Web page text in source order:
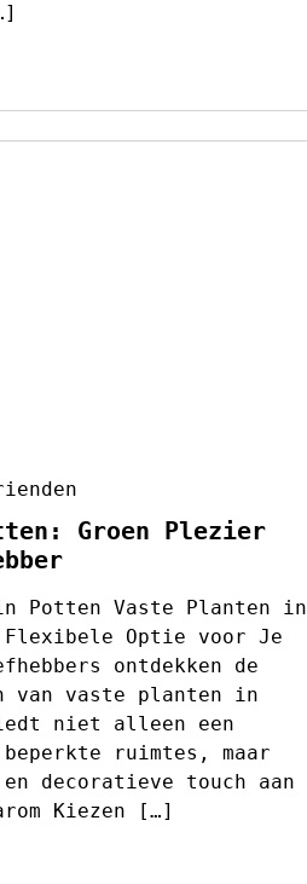
Groen Plezier
Potten Vaste Planten in
Flexibele Optie voor Je
ontdekken de
van vaste planten in
niet alleen een
ruimtes, maar
decoratieve touch aan
Kiezen […]